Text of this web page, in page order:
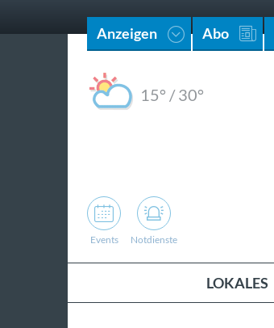
Anzeigen Abo
15° /30°
Events Notdienste
LOKALES